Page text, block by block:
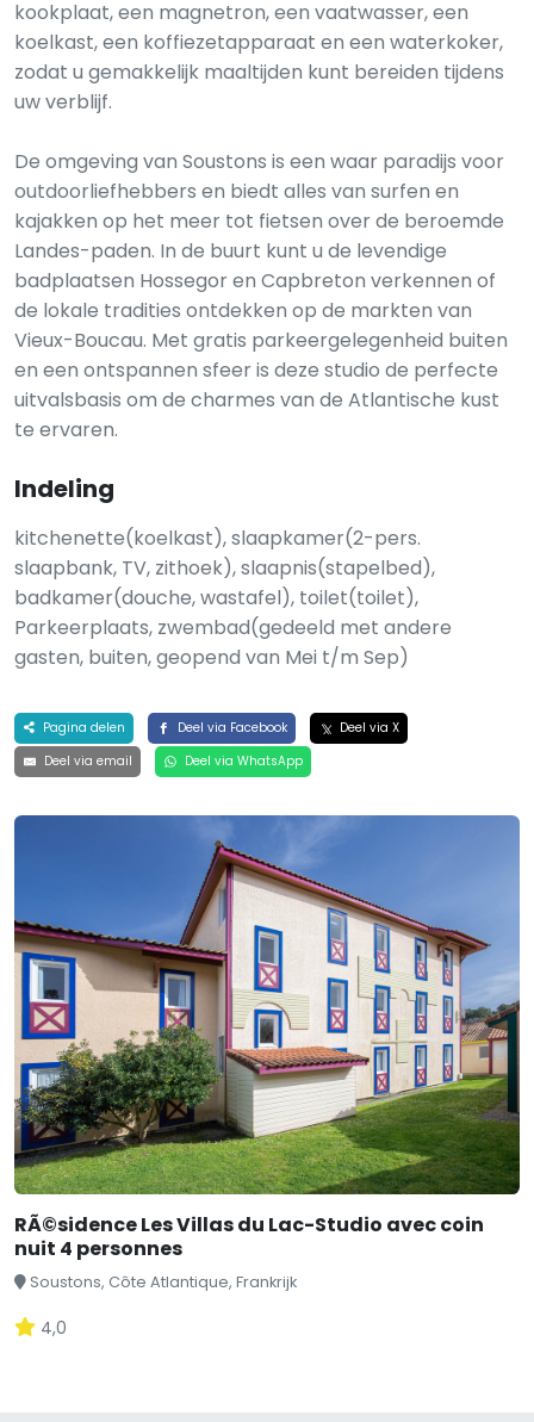
kookplaat, een magnetron, een vaatwasser, een
koelkast, een koffiezetapparaat en een waterkoker,
zodat u gemakkelijk maaltijden kunt bereiden tijdens
uw verblijf.
De omgeving van Soustons is een waar paradijs voor
outdoorliefhebbers en biedt alles van surfen en
kajakken op het meer tot fietsen over de beroemde
Landes-paden. In de buurt kunt u de levendige
badplaatsen Hossegor en Capbreton verkennen of
de lokale tradities ontdekken op de markten van
Vieux-Boucau. Met gratis parkeergelegenheid buiten
en een ontspannen sfeer is deze studio de perfecte
uitvalsbasis om de charmes van de Atlantische kust
te ervaren.
Indeling
kitchenette(koelkast), slaapkamer(2-pers.
slaapbank, TV, zithoek), slaapnis(stapelbed),
badkamer(douche, wastafel), toilet(toilet),
Parkeerplaats, zwembad(gedeeld met andere
gasten, buiten, geopend van Mei t/m Sep)
Pagina delen Deel via Facebook
Deel via X
Deel via email
Deel via WhatsApp
RÃ©sidence Les Villas du Lac-Studio avec coin
nuit 4 personnes
Soustons, Côte Atlantique, Frankrijk
4,0